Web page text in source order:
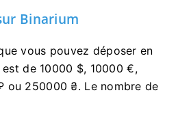
Binarium
vous pouvez déposer en
de 10000 $, 10000 €,
ou 250000 ₴. Le nombre de